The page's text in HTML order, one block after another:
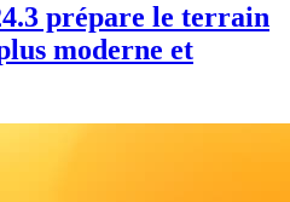
prépare le terrain
moderne et